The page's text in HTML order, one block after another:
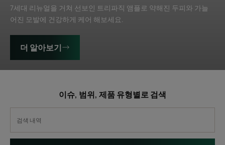
7세대 리뉴얼을 거쳐 선보인 트리파직 앰플로 약해진 두피와 가늘
어진 모발에 건강하게 케어 해보세요.
더 알아보기
이슈, 범위, 제품 유형별로 검색